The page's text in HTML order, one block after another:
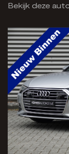
Bekijk deze